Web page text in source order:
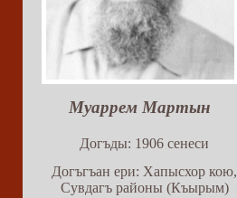
Муаррем Мартын
Догъды: 1906 сенеси
Догъгъан ери: Хапысхор кою,
Сувдагъ районы (Къырым)